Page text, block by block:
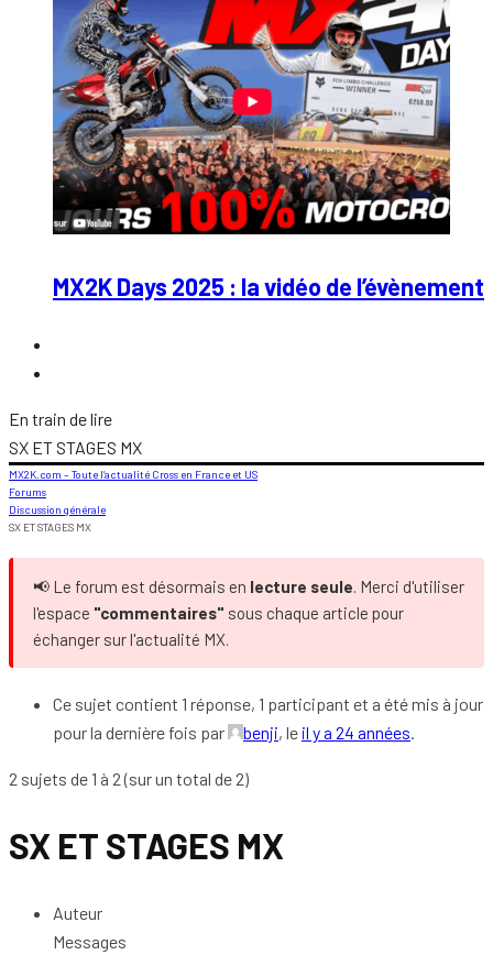
MX2K Days 2025 : la vidéo de l’évènement
En train de lire
SX ET STAGES MX
MX2K.com – Toute l’actualité Cross en France et US
Forums
Discussion générale
SX ET STAGES MX
📢 Le forum est désormais en lecture seule. Merci d'utiliser
l'espace "commentaires" sous chaque article pour
échanger sur l'actualité MX.
Ce sujet contient 1 réponse, 1 participant et a été mis à jour
pour la dernière fois par
benji, le il y a 24 années.
2 sujets de 1 à 2 (sur un total de 2)
SX ET STAGES MX
Auteur
Messages